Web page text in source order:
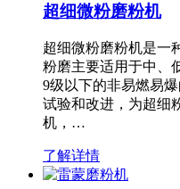
超细微粉磨粉机
超细微粉磨粉机是一
粉磨主要适用于中、
9级以下的非易燃易
试验和改进，为超细
机，…
了解详情